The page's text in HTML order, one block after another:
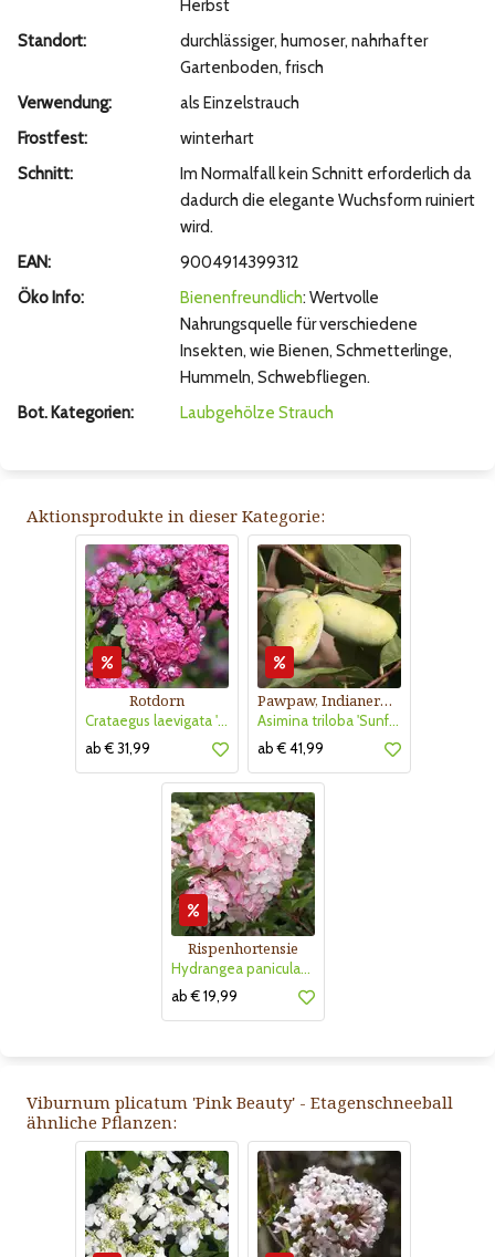
Herbst
Standort:
durchlässiger, humoser, nahrhafter
Gartenboden, frisch
Verwendung:
als Einzelstrauch
Frostfest:
winterhart
Schnitt:
Im Normalfall kein Schnitt erforderlich da
dadurch die elegante Wuchsform ruiniert
wird.
EAN:
9004914399312
Öko Info:
Bienenfreundlich: Wertvolle
Nahrungsquelle für verschiedene
Insekten, wie Bienen, Schmetterlinge,
Hummeln, Schwebfliegen.
Bot. Kategorien:
Laubgehölze Strauch
Aktionsprodukte in dieser Kategorie:
Rotdorn
Crataegus laevigata 'Pauls Scarlet'
ab € 31,99
Pawpaw, Indianerbanane
Asimina triloba 'Sunflower'
ab € 41,99
Rispenhortensie
Hydrangea paniculata 'Vanille Fraise'
ab € 19,99
Viburnum plicatum 'Pink Beauty' - Etagenschneeball
ähnliche Pflanzen: